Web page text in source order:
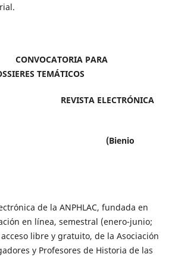
PARA
TEMÁTICOS
ELECTRÓNICA
de la ANPHLAC, fundada en
en línea, semestral (enero-junio;
libre y gratuito, de la Asociación
y Profesores de Historia de las